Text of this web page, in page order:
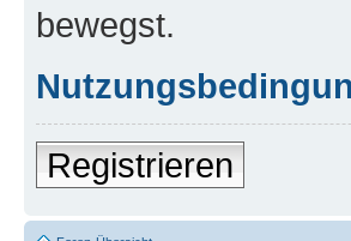
bewegst.
Registrieren